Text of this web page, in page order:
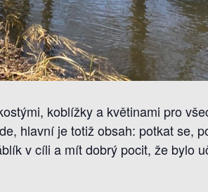
koblížky a květinami pro
hlavní je totiž obsah: potkat se,
v cíli a mít dobrý pocit, že bylo